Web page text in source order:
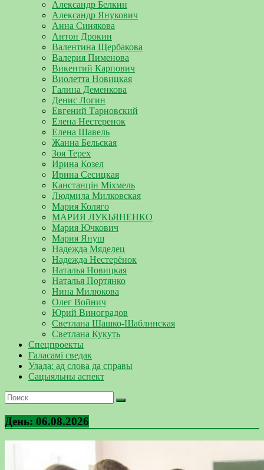
Александр Белкин
Александр Янукович
Анна Синякова
Антон Дрокин
Валентина Щербакова
Валерия Пименова
Викентий Карпович
Виолетта Новицкая
Галина Деменкова
Денис Логин
Евгений Тарновский
Елена Нестеренок
Елена Шавель
Жанна Бельская
Зоя Терех
Ирина Козел
Ирина Сесицкая
Канстанцін Міхмель
Людмила Милковская
Мария Коляго
МАРИЯ ЛУКЬЯНЕНКО
Мария Ючкович
Мария Януш
Надежда Мяделец
Надежда Нестерёнок
Наталья Новицкая
Наталья Портянко
Нина Милюкова
Олег Войнич
Юрий Виноградов
Светлана Шашко-Шаблинская
Светлана Кукуть
Спецпроекты
Галасамі сведак
Улада: ад слова да справы
Сацыяльны аспект
День: 06.08.2026